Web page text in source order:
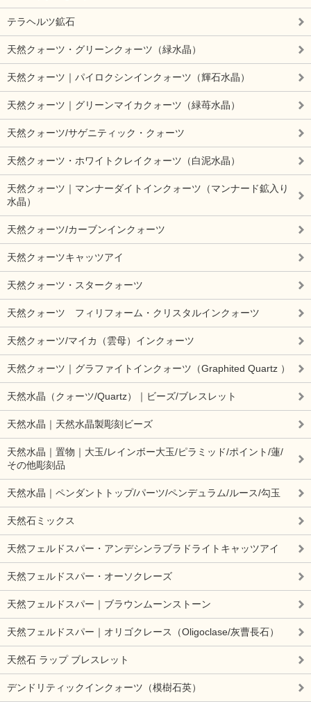
テラヘルツ鉱石
天然クォーツ・グリーンクォーツ（緑水晶）
天然クォーツ｜パイロクシンインクォーツ（輝石水晶）
天然クォーツ｜グリーンマイカクォーツ（緑苺水晶）
天然クォーツ/サゲニティック・クォーツ
天然クォーツ・ホワイトクレイクォーツ（白泥水晶）
天然クォーツ｜マンナーダイトインクォーツ（マンナード鉱入り
水晶）
天然クォーツ/カーブンインクォーツ
天然クォーツキャッツアイ
天然クォーツ・スタークォーツ
天然クォーツ フィリフォーム・クリスタルインクォーツ
天然クォーツ/マイカ（雲母）インクォーツ
天然クォーツ｜グラファイトインクォーツ（Graphited Quartz ）
天然水晶（クォーツ/Quartz）｜ビーズ/ブレスレット
天然水晶｜天然水晶製彫刻ビーズ
天然水晶｜置物｜大玉/レインボー大玉/ピラミッド/ポイント/蓮/
その他彫刻品
天然水晶｜ペンダントトップ/パーツ/ペンデュラム/ルース/勾玉
天然石ミックス
天然フェルドスパー・アンデシンラブラドライトキャッツアイ
天然フェルドスパー・オーソクレーズ
天然フェルドスパー｜ブラウンムーンストーン
天然フェルドスパー｜オリゴクレース（Oligoclase/灰曹長石）
天然石 ラップ ブレスレット
デンドリティックインクォーツ（模樹石英）